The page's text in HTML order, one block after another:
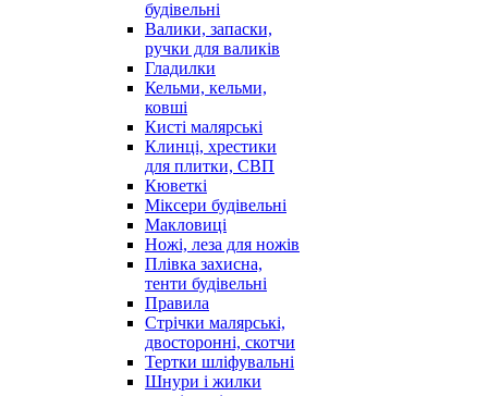
будівельні
Валики, запаски,
ручки для валиків
Гладилки
Кельми, кельми,
ковші
Кисті малярські
Клинці, хрестики
для плитки, СВП
Кюветкі
Міксери будівельні
Макловиці
Ножі, леза для ножів
Плівка захисна,
тенти будівельні
Правила
Стрічки малярські,
двосторонні, скотчи
Тертки шліфувальні
Шнури і жилки